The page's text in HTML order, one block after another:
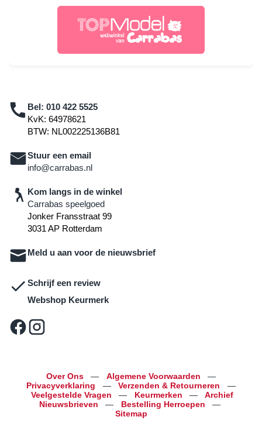
Bel: 010 422 5525
KvK: 64978621
BTW: NL002225136B81
Stuur een email
info@carrabas.nl
Kom langs in de winkel
Carrabas speelgoed
Jonker Fransstraat 99
3031 AP Rotterdam
Meld u aan voor de nieuwsbrief
Schrijf een review
Webshop Keurmerk
Over Ons — Algemene Voorwaarden
—
Privacyverklaring
— Verzenden & Retourneren
—
Veelgestelde Vragen
— Keurmerken —
Archief
Nieuwsbrieven
— Bestelling Herroepen
—
Sitemap